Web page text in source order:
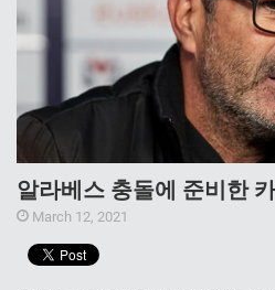
알라베스 충돌에 준비한
March 12, 2021